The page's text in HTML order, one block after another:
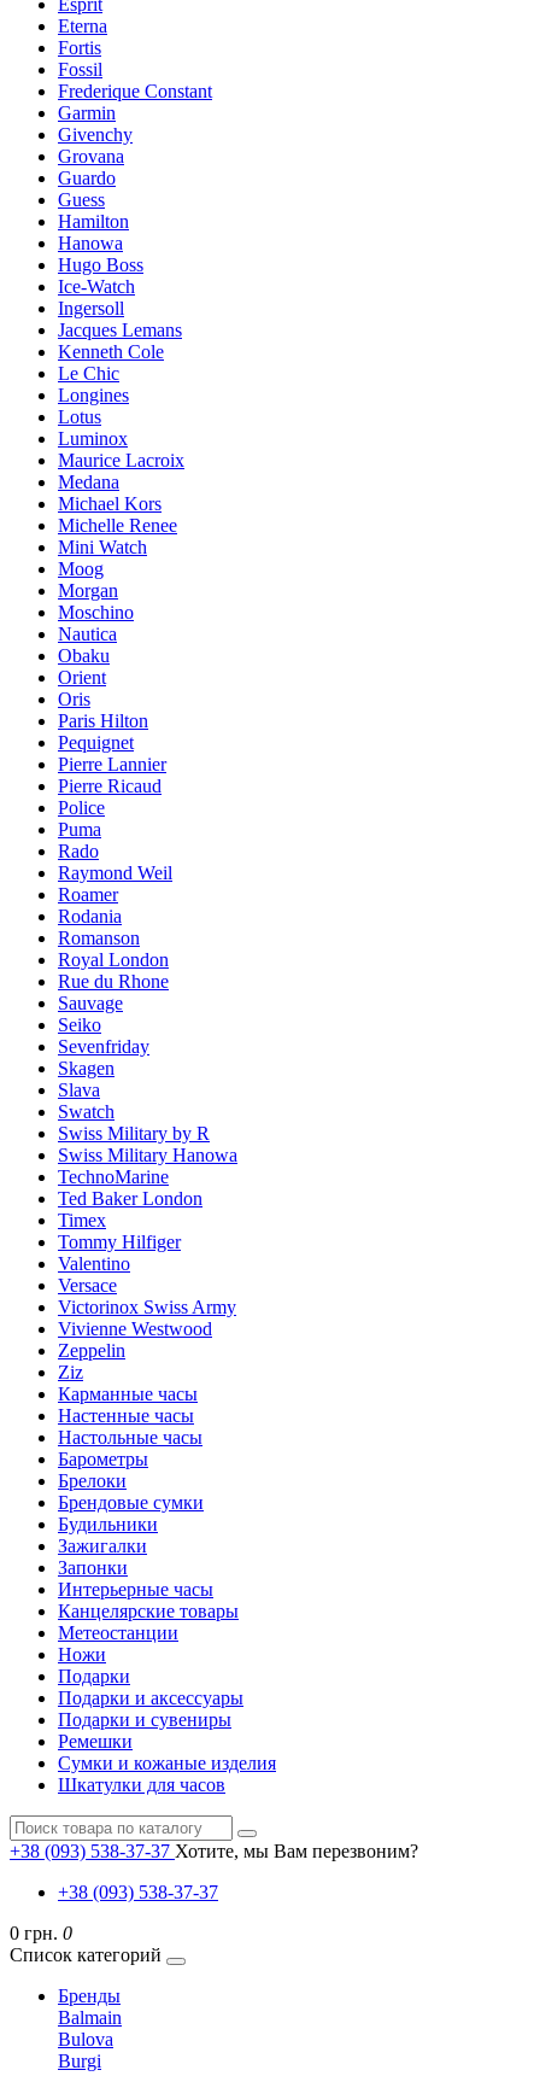
Esprit
Eterna
Fortis
Fossil
Frederique Constant
Garmin
Givenchy
Grovana
Guardo
Guess
Hamilton
Hanowa
Hugo Boss
Ice-Watch
Ingersoll
Jacques Lemans
Kenneth Cole
Le Chic
Longines
Lotus
Luminox
Maurice Lacroix
Medana
Michael Kors
Michelle Renee
Mini Watch
Moog
Morgan
Moschino
Nautica
Obaku
Orient
Oris
Paris Hilton
Pequignet
Pierre Lannier
Pierre Ricaud
Police
Puma
Rado
Raymond Weil
Roamer
Rodania
Romanson
Royal London
Rue du Rhone
Sauvage
Seiko
Sevenfriday
Skagen
Slava
Swatch
Swiss Military by R
Swiss Military Hanowa
TechnoMarine
Ted Baker London
Timex
Tommy Hilfiger
Valentino
Versace
Victorinox Swiss Army
Vivienne Westwood
Zeppelin
Ziz
Карманные часы
Настенные часы
Настольные часы
Барометры
Брелоки
Брендовые сумки
Будильники
Зажигалки
Запонки
Интерьерные часы
Канцелярские товары
Метеостанции
Ножи
Подарки
Подарки и аксессуары
Подарки и сувениры
Ремешки
Сумки и кожаные изделия
Шкатулки для часов
+38 (093) 538-37-37 Хотите, мы Вам перезвоним?
+38 (093) 538-37-37
0 грн. 0
Список категорий
Бренды
Balmain
Bulova
Burgi